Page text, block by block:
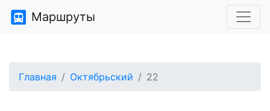
Маршруты
Главная Октябрьский 22